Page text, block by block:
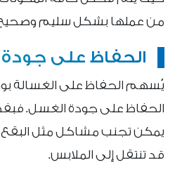
من عملها بشكل سليم
الحفاظ على
يُسهم الحفاظ على الغسالة
الحفاظ على جودة الغسل.
يمكن تجنب مشاكل مثل البقع أو
قد تنتقل إلى الملابس.